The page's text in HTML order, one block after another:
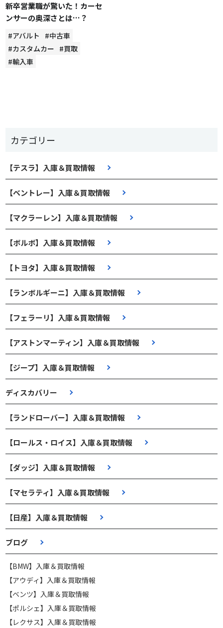
カテゴリー
【テスラ】入庫＆買取情報
【ベントレー】入庫＆買取情報
【マクラーレン】入庫＆買取情報
【ボルボ】入庫＆買取情報
【トヨタ】入庫＆買取情報
【ランボルギーニ】入庫＆買取情報
【フェラーリ】入庫＆買取情報
【アストンマーティン】入庫＆買取情報
【ジープ】入庫＆買取情報
ディスカバリー
【ランドローバー】入庫＆買取情報
【ロールス・ロイス】入庫＆買取情報
【ダッジ】入庫＆買取情報
【マセラティ】入庫＆買取情報
【日産】入庫＆買取情報
ブログ
【BMW】入庫＆買取情報
【アウディ】入庫＆買取情報
【ベンツ】入庫＆買取情報
【ポルシェ】入庫＆買取情報
【レクサス】入庫＆買取情報
新卒営業職が驚いた！カーセ
ンサーの奥深さとは…？
#アバルト
#中古車
#カスタムカー #買取
#輸入車